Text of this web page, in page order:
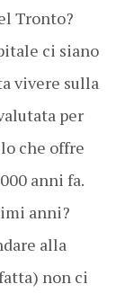
Tronto?
ci siano
vivere sulla
per
che offre
anni fa.
anni?
alla
non ci